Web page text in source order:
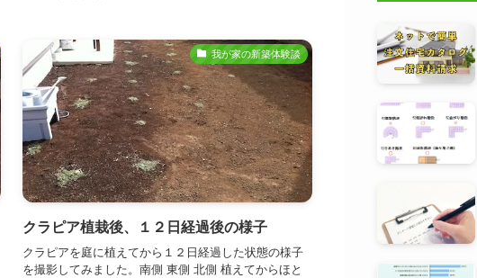
我が家の新築体験談
クラピア植栽後、１２日経過後の様子
クラピアを庭に植えてから１２日経過した状態の様子
を撮影してみました。南側 東側 北側 植えてからほと